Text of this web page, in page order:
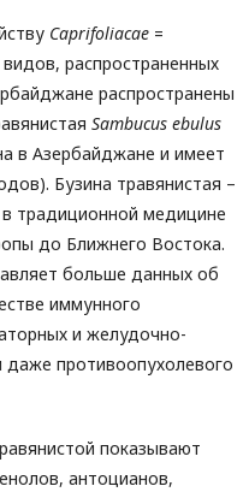
Caprifoliacae =
распространенных
распространены
Sambucus ebulus
в Азербайджане и имеет
Бузина травянистая –
в традиционной медицине
до Ближнего Востока.
больше данных об
иммунного
и желудочно-
противоопухолевого
показывают
антоцианов,